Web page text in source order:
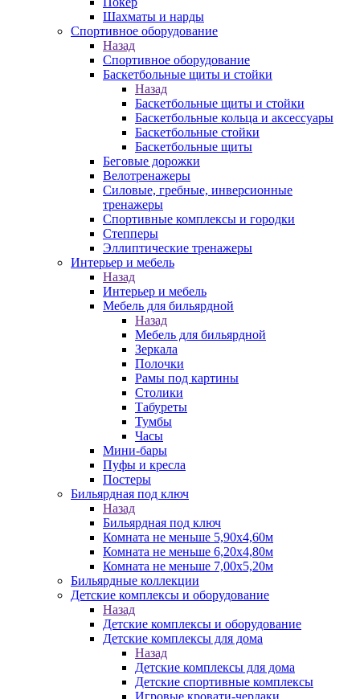
Шахматы и нарды
Спортивное оборудование
Назад
Спортивное оборудование
Баскетбольные щиты и стойки
Назад
Баскетбольные щиты и стойки
Баскетбольные кольца и аксессуары
Баскетбольные стойки
Баскетбольные щиты
Беговые дорожки
Велотренажеры
Силовые, гребные, инверсионные
тренажеры
Спортивные комплексы и городки
Степперы
Эллиптические тренажеры
Интерьер и мебель
Назад
Интерьер и мебель
Мебель для бильярдной
Назад
Мебель для бильярдной
Зеркала
Полочки
Рамы под картины
Столики
Табуреты
Тумбы
Часы
Мини-бары
Пуфы и кресла
Постеры
Бильярдная под ключ
Назад
Бильярдная под ключ
Комната не меньше 5,90х4,60м
Комната не меньше 6,20х4,80м
Комната не меньше 7,00х5,20м
Бильярдные коллекции
Детские комплексы и оборудование
Назад
Детские комплексы и оборудование
Детские комплексы для дома
Назад
Детские комплексы для дома
Детские спортивные комплексы
Игровые кровати-чердаки